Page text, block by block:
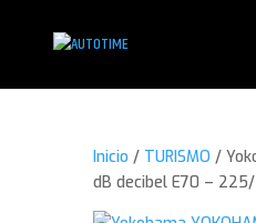
Inicio / TURISMO /
dB decibel E70 –